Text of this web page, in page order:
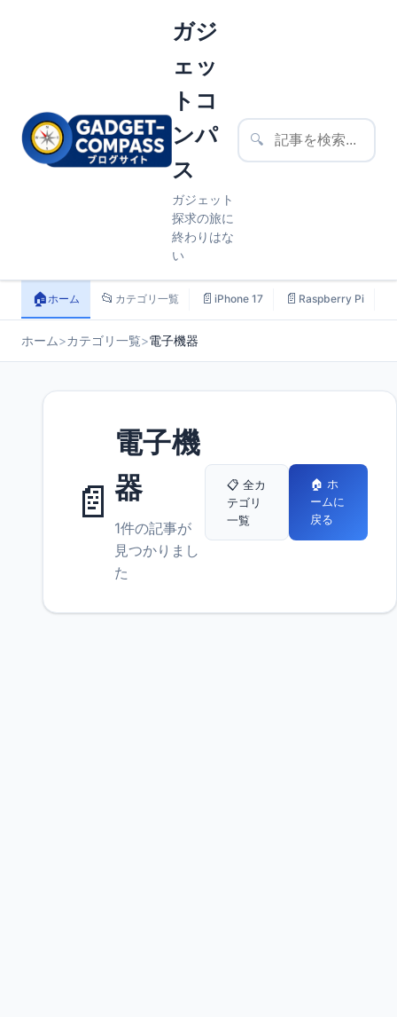
ガジ
ェッ
トコ
ンパ
ス
ガジェット
探求の旅に
終わりはな
い
🔍
🏠ホーム 📂 カテゴリ一覧 📄 iPhone 17 📄 Raspberry Pi
ホーム>カテゴリ一覧>電子機器
📄
電子機
器
1件の記事が
見つかりまし
た
📋 全カ
テゴリ
一覧
🏠 ホ
ームに
戻る